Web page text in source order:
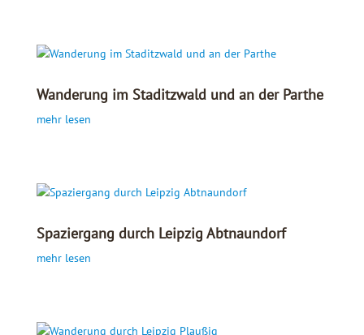
Wanderung im Staditzwald und an der Parthe
mehr lesen
Spaziergang durch Leipzig Abtnaundorf
mehr lesen